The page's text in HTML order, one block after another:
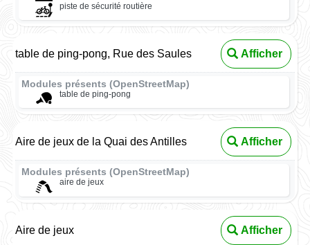
piste de sécurité routière
table de ping-pong, Rue des Saules Afficher
Modules présents (OpenStreetMap)
table de ping-pong
Aire de jeux de la Quai des Antilles Afficher
Modules présents (OpenStreetMap)
aire de jeux
Aire de jeux Afficher